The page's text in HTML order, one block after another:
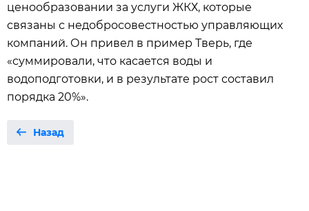
ценообразовании за услуги ЖКХ, которые
связаны с недобросовестностью управляющих
компаний. Он привел в пример Тверь, где
«суммировали, что касается воды и
водоподготовки, и в результате рост составил
порядка 20%».
Назад